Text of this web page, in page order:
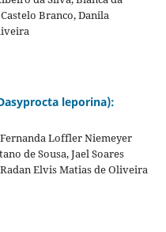
Branco, Danila
leporina):
Loffler Niemeyer
de Sousa, Jael Soares
Elvis Matias de Oliveira